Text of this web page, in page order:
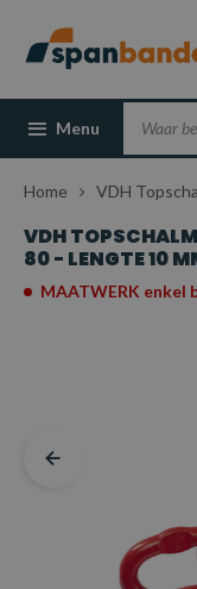
Menu
Home VDH
VDH
80 - LENGTE 10
MAATWERK